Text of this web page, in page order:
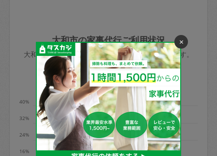
依頼者不在による当日キャンセル＝依頼
金額の100%＋交通費全額
※例：依頼日時／土曜日午前9時開始の場
合、水曜日午前9時以降はキャンセル料が
発生
水曜日9時〜金曜日9時まで＝依頼料金の
50%
金曜日9時～土曜日8時まで＝依頼金額の
100%
きた場合は損害保険の対象外となるので
ご注意ください。
玉、など
あわせてこちらも参照ください：初めて
利用します。注意しなくてはいけない点
はありますか？
大和市の家事代行ご利用状況
大和市のタスカジの利用データを元に掲載しています。
利用の多い曜日は？
16%
24%
32%
40%
×